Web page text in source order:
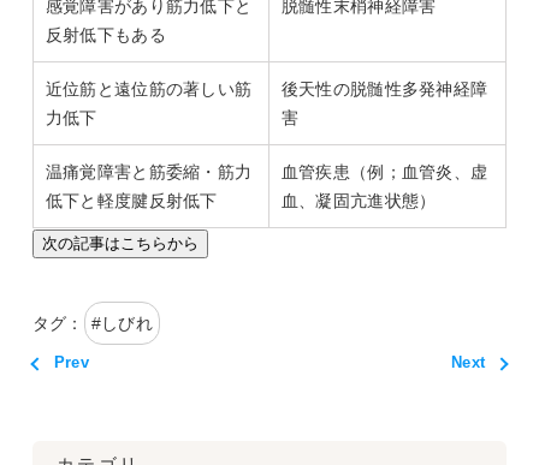
感覚障害があり筋力低下と
反射低下もある
脱髄性末梢神経障害
近位筋と遠位筋の著しい筋
力低下
後天性の脱髄性多発神経障
害
温痛覚障害と筋委縮・筋力
低下と軽度腱反射低下
血管疾患（例；血管炎、虚
血、凝固亢進状態）
次の記事はこちらから
タグ： #しびれ
Prev Next